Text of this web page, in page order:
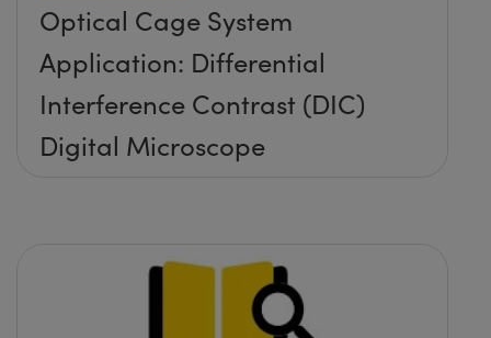
Optical Cage System
Application: Differential
Interference Contrast (DIC)
Digital Microscope